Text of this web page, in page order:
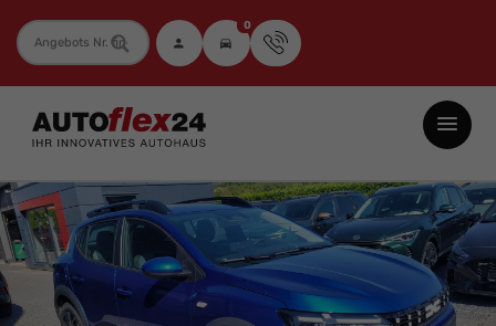
Fahrzeugnummer 0
Autoflex24
GmbH
-
EU-
Neuwagen
Jahreswagen
und